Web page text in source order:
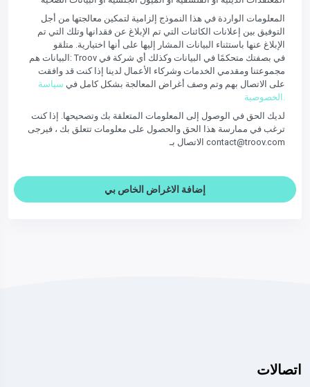
المعلومات الواردة في هذا النموذج إلزامية لتمكين معالجتها من أجل
التوفيق بين إعلانات الكائنات التي تم الإبلاغ عن فقدانها وتلك التي تم
الإبلاغ عنها باستثناء البيانات المشار إليها على أنها اختيارية. متلقو
البيانات هم: Troov في بصفتك متحكمًا في البيانات وكذلك أي شركة في
مجموعتنا ومقدمي الخدمات وشركاء الأعمال لدينا إذا كنت قد وافقت
على الاتصال بهم وتم وصف أغراض المعالجة بشكل كامل في سياسة
الخصوصية.
لديك الحق في الوصول إلى المعلومات المتعلقة بك وتصحيحها. إذا كنت
ترغب في ممارسة هذا الحق والحصول على معلومات تتعلق بك ، فيرجى
الاتصال بـ contact@troov.com
إضافة الاغراض الخاص بي
اتصالات